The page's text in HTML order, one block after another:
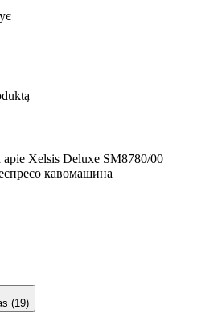
apie Xelsis Deluxe SM8780/00
кавомашина
(19)